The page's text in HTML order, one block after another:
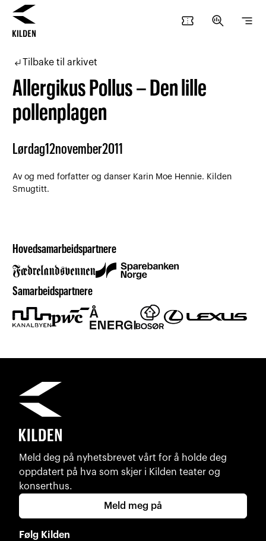
confirmation_number search_insights segment
subdirectory_arrow_leftTilbake til arkivet
Allergikus Pollus – Den lille
pollenplagen
Lørdag12november2011
Av og med forfatter og danser Karin Moe Hennie. Kilden
Smugtitt.
Hovedsamarbeidspartnere
Samarbeidspartnere
Meld deg på nyhetsbrevet vårt for å holde deg
oppdatert på hva som skjer i Kilden teater og
konserthus.
Meld meg på
Følg Kilden